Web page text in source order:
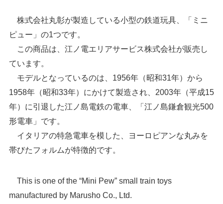
株式会社丸彰が製造している小型の鉄道玩具、「ミニ
ピュー」の1つです。
この商品は、江ノ電エリアサービス株式会社が販売し
ています。
モデルとなっているのは、1956年（昭和31年）から
1958年（昭和33年）にかけて製造され、2003年（平成15
年）に引退した江ノ島電鉄の電車、「江ノ島鎌倉観光500
形電車」です。
イタリアの特急電車を模した、ヨーロピアンな丸みを
帯びたフォルムが特徴的です。
This is one of the “Mini Pew” small train toys
manufactured by Marusho Co., Ltd.